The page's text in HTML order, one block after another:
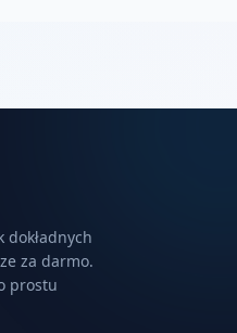
dokładnych
za darmo.
prostu